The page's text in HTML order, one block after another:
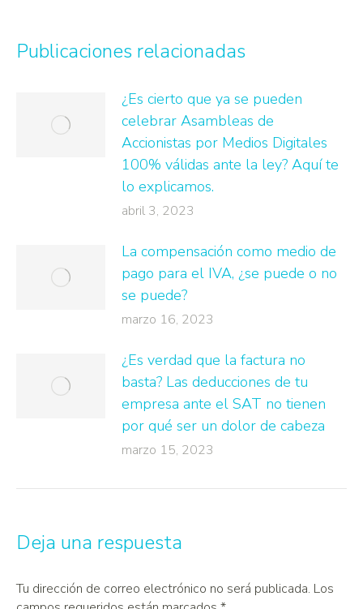
Publicaciones relacionadas
¿Es cierto que ya se pueden
celebrar Asambleas de
Accionistas por Medios Digitales
100% válidas ante la ley? Aquí te
lo explicamos.
abril 3, 2023
La compensación como medio de
pago para el IVA, ¿se puede o no
se puede?
marzo 16, 2023
¿Es verdad que la factura no
basta? Las deducciones de tu
empresa ante el SAT no tienen
por qué ser un dolor de cabeza
marzo 15, 2023
Deja una respuesta
Tu dirección de correo electrónico no será publicada. Los